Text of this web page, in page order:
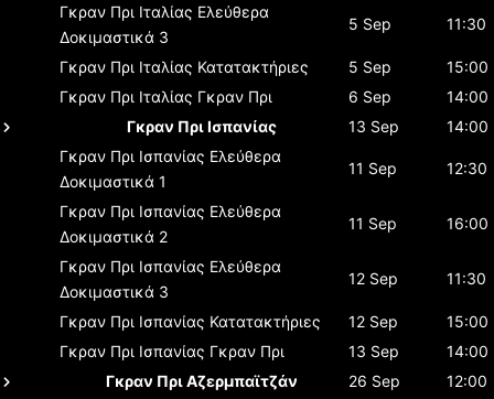
Γκραν Πρι Ιταλίας Ελεύθερα
Δοκιμαστικά 3
5 Sep 11:30
Γκραν Πρι Ιταλίας Κατατακτήριες 5 Sep
15:00
Γκραν Πρι Ιταλίας Γκραν Πρι 6 Sep
14:00
Γκραν Πρι Ισπανίας
13 Sep
14:00
Γκραν Πρι Ισπανίας Ελεύθερα
Δοκιμαστικά 1
11 Sep 12:30
Γκραν Πρι Ισπανίας Ελεύθερα
Δοκιμαστικά 2
11 Sep 16:00
Γκραν Πρι Ισπανίας Ελεύθερα
Δοκιμαστικά 3
12 Sep 11:30
Γκραν Πρι Ισπανίας Κατατακτήριες 12 Sep
15:00
Γκραν Πρι Ισπανίας Γκραν Πρι 13 Sep
14:00
Γκραν Πρι Αζερμπαϊτζάν
26 Sep
12:00